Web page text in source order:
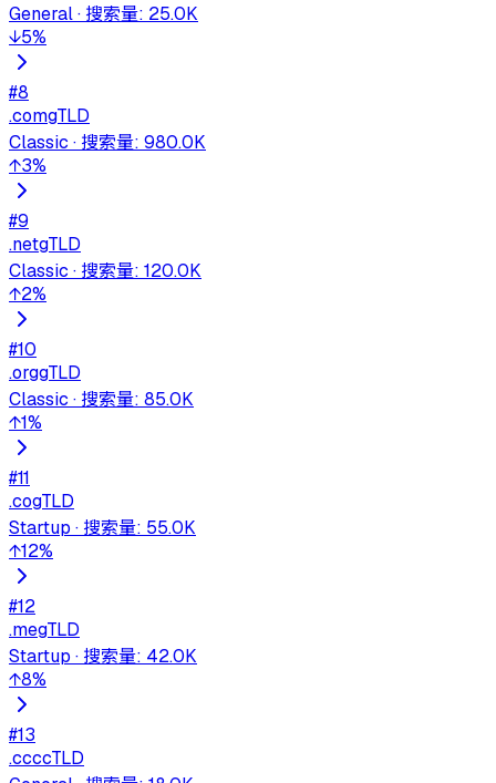
General· 搜索量: 25.0K
↓5%
#8
.comgTLD
Classic · 搜索量: 980.0K
↑3%
#9
.netgTLD
Classic · 搜索量: 120.0K
↑2%
#10
.orggTLD
Classic · 搜索量: 85.0K
↑1%
#11
.cogTLD
Startup · 搜索量: 55.0K
↑12%
#12
.megTLD
Startup · 搜索量: 42.0K
↑8%
#13
.ccccTLD